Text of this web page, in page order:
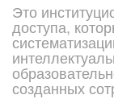
Это
доступа,
созданных